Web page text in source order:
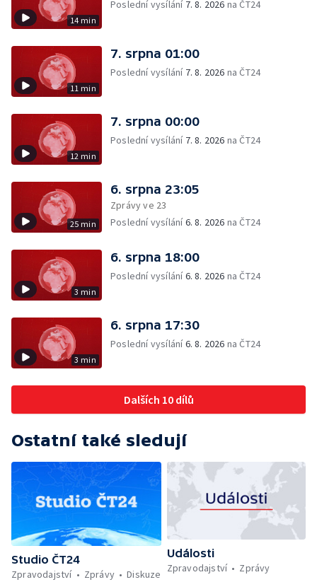
14 min
Poslední vysílání 7. 8. 2026 na ČT24
11 min
7. srpna 01:00
Poslední vysílání 7. 8. 2026 na ČT24
12 min
7. srpna 00:00
Poslední vysílání 7. 8. 2026 na ČT24
25 min
6. srpna 23:05
Zprávy ve 23
Poslední vysílání6. 8. 2026 na ČT24
3 min
6. srpna 18:00
Poslední vysílání6. 8. 2026 na ČT24
3 min
6. srpna 17:30
Poslední vysílání6. 8. 2026 na ČT24
Dalších 10 dílů
Ostatní také sledují
Studio ČT24
Zpravodajství
Zprávy Diskuze
Události
Zpravodajství
Zprávy